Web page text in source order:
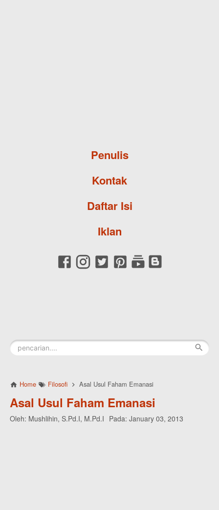
Penulis
Kontak
Daftar Isi
Iklan
Home Filosofi Asal Usul Faham Emanasi
Asal Usul Faham Emanasi
Oleh: Mushlihin, S.Pd.I, M.Pd.I Pada: January 03, 2013